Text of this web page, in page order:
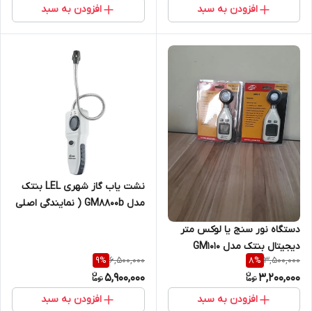
افزودن به سبد افزودن به سبد
دستگاه نور سنج یا لوکس متر
دیجیتال بنتک مدل GM1010
3,500,000
8%
3,200,000
افزودن به سبد
نشت یاب گاز شهری LEL بنتک
مدل GM8800b ( نمایندگی اصلی
6,500,000
9%
5,900,000
افزودن به سبد